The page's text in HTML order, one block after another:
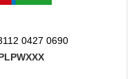
0427 0690